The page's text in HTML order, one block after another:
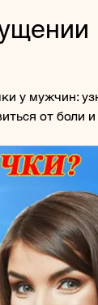
у мужчин:
от боли